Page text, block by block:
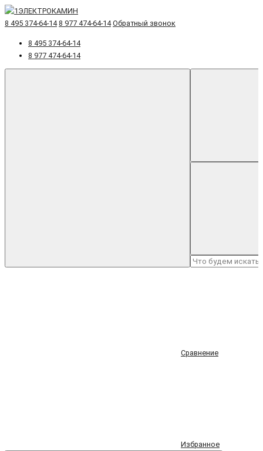
8 495 374-64-14 8 977 474-64-14 Обратный звонок
8 495 374-64-14
8 977 474-64-14
Сравнение
Избранное